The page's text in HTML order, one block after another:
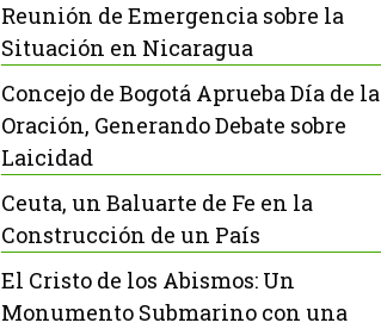
Reunión de Emergencia sobre la
Situación en Nicaragua
Concejo de Bogotá Aprueba Día de la
Oración, Generando Debate sobre
Laicidad
Ceuta, un Baluarte de Fe en la
Construcción de un País
El Cristo de los Abismos: Un
Monumento Submarino con una